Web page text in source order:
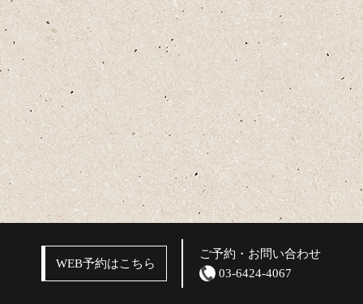
WEB予約はこちら
ご予約・お問い合わせ
03-6424-4067